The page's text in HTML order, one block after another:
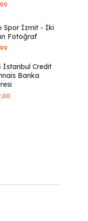
Spor İzmit - İki
Fotoğraf
İstanbul Credit
Banka